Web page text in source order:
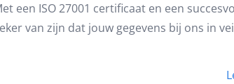
een ISO 27001 certificaat en een
van zijn dat jouw gegevens bij ons in